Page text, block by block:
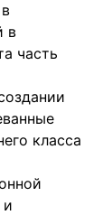
в
часть
класса
и